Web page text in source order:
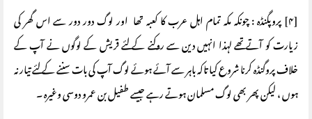
[۴] پروپگنڈہ : چونکہ مکہ تمام اہل عرب کا کعبہ تھا اور لوگ دور دور سے اس گھر کی
زیارت کو آتے تھے لہذا انہیں دین سے روکنے کے لئے قریش کے لوگوں نے آپ کے
خلاف پروگنڈہ کرنا شروع کیا تاکہ باہر سے آئے ہوئے لوگ آپ کی بات سننے کے لئے تیار نہ
ہوں ، لیکن پھر بھی لوگ مسلمان ہوتے رہے جیسے طفیل بن عمرو دوسی وغیرہ ۔